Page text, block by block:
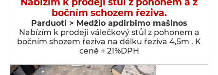
bočním schozem řeziva.
Parduoti > Medžio apdirbimo mašinos
Nabízím k prodeji válečkový stůl z pohonem a
bočním shozem řeziva na délku řeziva 4,5m . K
ceně + 21%DPH